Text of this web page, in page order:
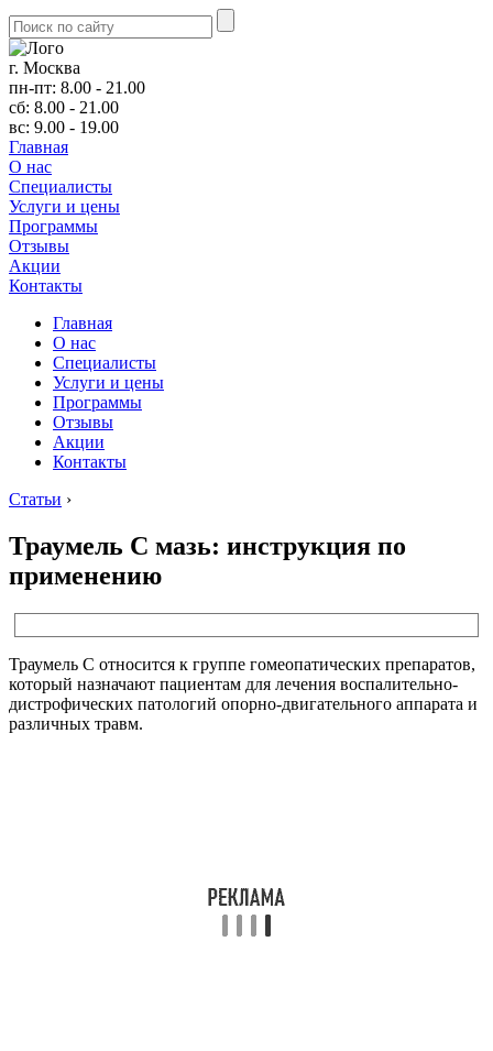
г. Москва
пн-пт: 8.00 - 21.00
сб: 8.00 - 21.00
вс: 9.00 - 19.00
Главная
О нас
Cпециалисты
Услуги и цены
Программы
Отзывы
Акции
Контакты
Главная
О нас
Cпециалисты
Услуги и цены
Программы
Отзывы
Акции
Контакты
Статьи ›
Траумель С мазь: инструкция по
применению
Траумель С относится к группе гомеопатических препаратов,
который назначают пациентам для лечения воспалительно-
дистрофических патологий опорно-двигательного аппарата и
различных травм.